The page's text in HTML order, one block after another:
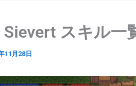
Sievert スキル一
11月28日